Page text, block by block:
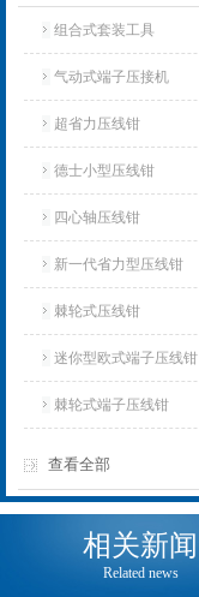
组合式套装工具
气动式端子压接机
超省力压线钳
德士小型压线钳
四心轴压线钳
新一代省力型压线钳
棘轮式压线钳
迷你型欧式端子压线钳
棘轮式端子压线钳
查看全部
相关新闻
Related news